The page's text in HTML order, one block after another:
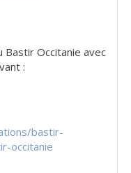
Bastir Occitanie avec
:
bastir-
occitanie